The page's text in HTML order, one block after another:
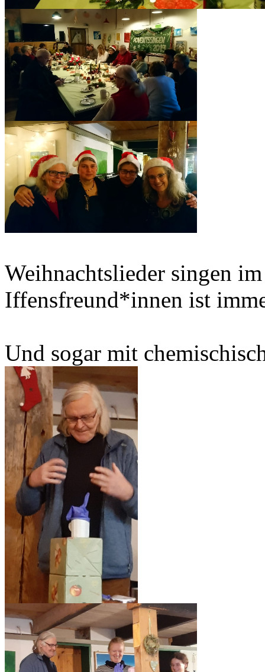
Weihnachtslieder singen
Iffensfreund*innen ist
Und sogar mit